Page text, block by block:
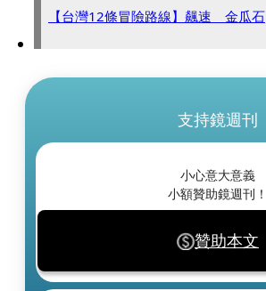
【台灣12條冒險路線】飆速 金瓜石
支持鏡週刊
小心意大意義
小額贊助鏡週刊！
贊助本文